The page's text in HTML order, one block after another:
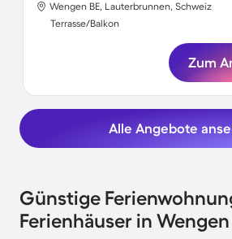
Wengen BE, Lauterbrunnen, Schweiz
Terrasse/Balkon
Zum
Alle Angebote
Günstige
Ferienhäuser in Wengen